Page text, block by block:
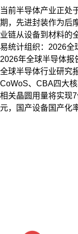
当前半导体产业正处
期，先进封装作为后
业链从设备到材料的
易统计组织：2026全
2026年全球半导体报
全球半导体行业研究
CoWoS、CBA四大
相关晶圆用量将实现
元，国产设备国产化